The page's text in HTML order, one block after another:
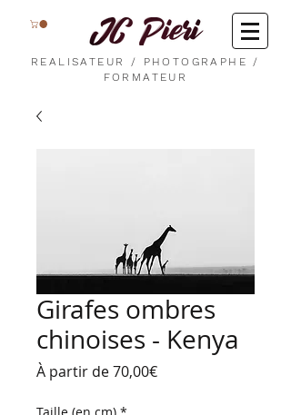
REALISATEUR / PHOTOGRAPHE /
FORMATEUR
Girafes ombres
chinoises - Kenya
À partir de70,00€Prix
Taille (en cm) *